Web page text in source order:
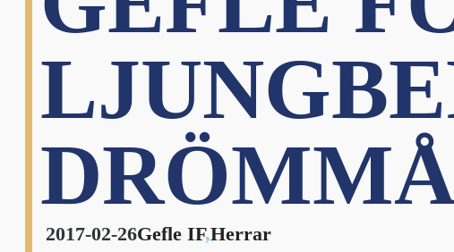
2017-02-26Gefle IF,Herrar